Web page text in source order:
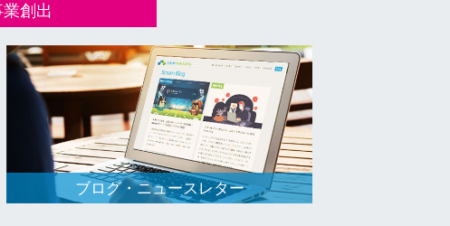
創出
を通じて、日本企
トアップの新規事業
ブログ・ニュースレター